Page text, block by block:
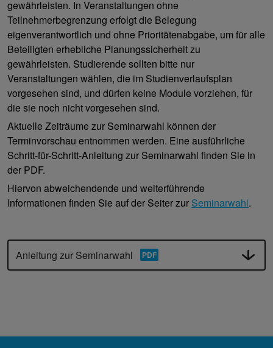
gewährleisten. In Veranstaltungen ohne
Teilnehmerbegrenzung erfolgt die Belegung
eigenverantwortlich und ohne Prioritätenabgabe, um für alle
Beteiligten erhebliche Planungssicherheit zu
gewährleisten. Studierende sollten bitte nur
Veranstaltungen wählen, die im Studienverlaufsplan
vorgesehen sind, und dürfen keine Module vorziehen, für
die sie noch nicht vorgesehen sind.
Aktuelle Zeiträume zur Seminarwahl können der
Terminvorschau entnommen werden. Eine ausführliche
Schritt-für-Schritt-Anleitung zur Seminarwahl finden Sie in
der PDF.
Hiervon abweichendende und weiterführende
Informationen finden Sie auf der Seiter zur Seminarwahl.
Anleitung zur Seminarwahl